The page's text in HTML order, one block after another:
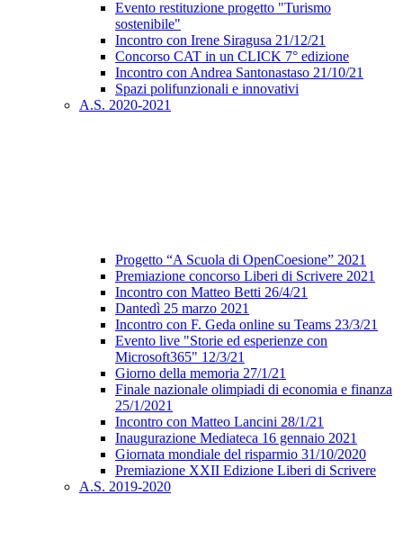
Evento restituzione progetto "Turismo
sostenibile"
Incontro con Irene Siragusa 21/12/21
Concorso CAT in un CLICK 7° edizione
Incontro con Andrea Santonastaso 21/10/21
Spazi polifunzionali e innovativi
A.S. 2020-2021
Progetto “A Scuola di OpenCoesione” 2021
Premiazione concorso Liberi di Scrivere 2021
Incontro con Matteo Betti 26/4/21
Dantedì 25 marzo 2021
Incontro con F. Geda online su Teams 23/3/21
Evento live "Storie ed esperienze con
Microsoft365" 12/3/21
Giorno della memoria 27/1/21
Finale nazionale olimpiadi di economia e finanza
25/1/2021
Incontro con Matteo Lancini 28/1/21
Inaugurazione Mediateca 16 gennaio 2021
Giornata mondiale del risparmio 31/10/2020
Premiazione XXII Edizione Liberi di Scrivere
A.S. 2019-2020